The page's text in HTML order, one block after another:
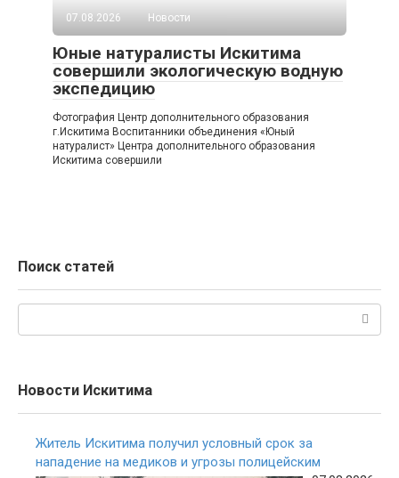
07.08.2026
Новости
Юные натуралисты Искитима
совершили экологическую водную
экспедицию
Фотография Центр дополнительного образования
г.Искитима Воспитанники объединения «Юный
натуралист» Центра дополнительного образования
Искитима совершили
Поиск статей
Новости Искитима
Житель Искитима получил условный срок за
нападение на медиков и угрозы полицейским